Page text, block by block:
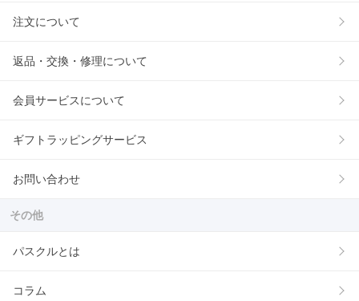
注文について
返品・交換・修理について
会員サービスについて
ギフトラッピングサービス
お問い合わせ
その他
パスクルとは
コラム